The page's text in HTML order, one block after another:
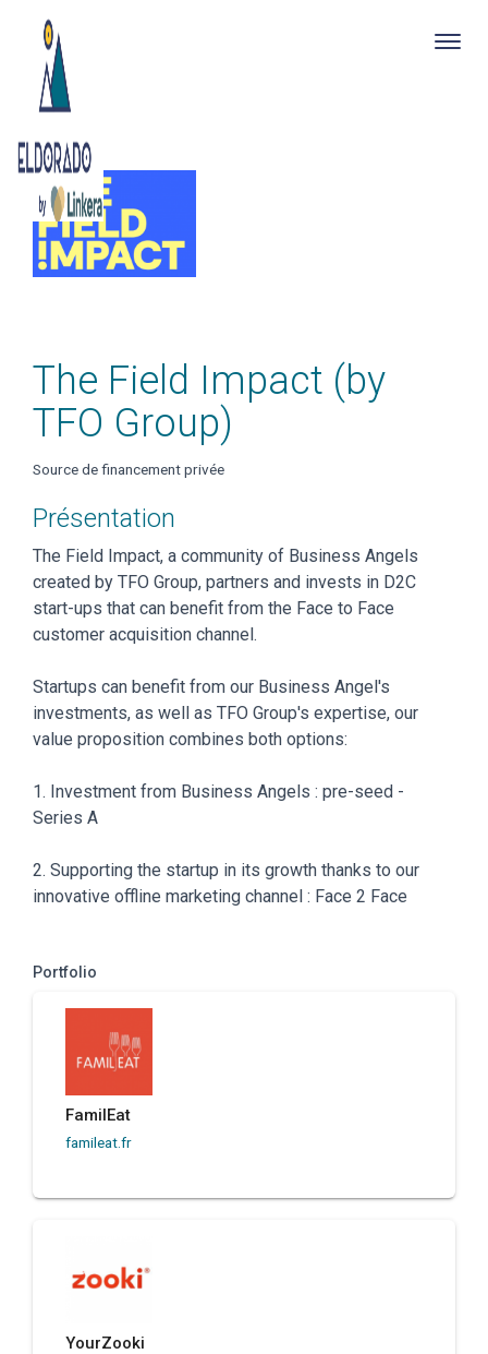
main
content
The Field Impact (by
TFO Group)
Source de financement privée
Présentation
The Field Impact, a community of Business Angels
created by TFO Group, partners and invests in D2C
start-ups that can benefit from the Face to Face
customer acquisition channel.
Startups can benefit from our Business Angel's
investments, as well as TFO Group's expertise, our
value proposition combines both options:
1. Investment from Business Angels : pre-seed -
Series A
2. Supporting the startup in its growth thanks to our
innovative offline marketing channel : Face 2 Face
Portfolio
FamilEat
famileat.fr
YourZooki